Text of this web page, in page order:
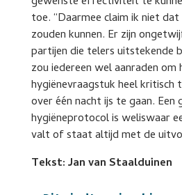
toe. “Daarmee claim ik niet
zouden kunnen. Er zijn
partijen die telers uitstekende
zou iedereen wel aanraden om
hygiënevraagstuk heel kritisch
over één nacht ijs te gaan. Een
hygiëneprotocol is weliswaar
valt of staat altijd met de
Tekst: Jan van Staalduinen